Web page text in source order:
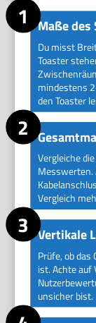
Maße des
Du misst
Toaster
mindestens
den Toaster
Vergleiche
Messwerten.
Vergleich
Vertikale
Prüfe, ob
ist. Achte auf
unsicher bist.